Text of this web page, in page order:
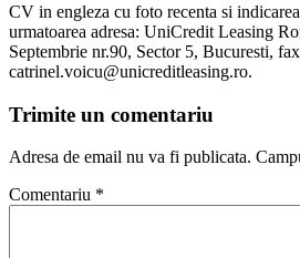
CV in engleza cu foto recenta si
urmatoarea adresa: UniCredit Leasing
Septembrie nr.90, Sector 5, Bucuresti,
catrinel.voicu@unicreditleasing.ro.
Trimite un comentariu
Adresa de email nu va fi publicata.
Comentariu *